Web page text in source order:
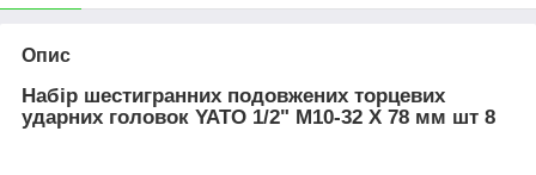
Опис
Набір шестигранних подовжених торцевих
ударних головок YATO 1/2" М10-32 Х 78 мм шт 8